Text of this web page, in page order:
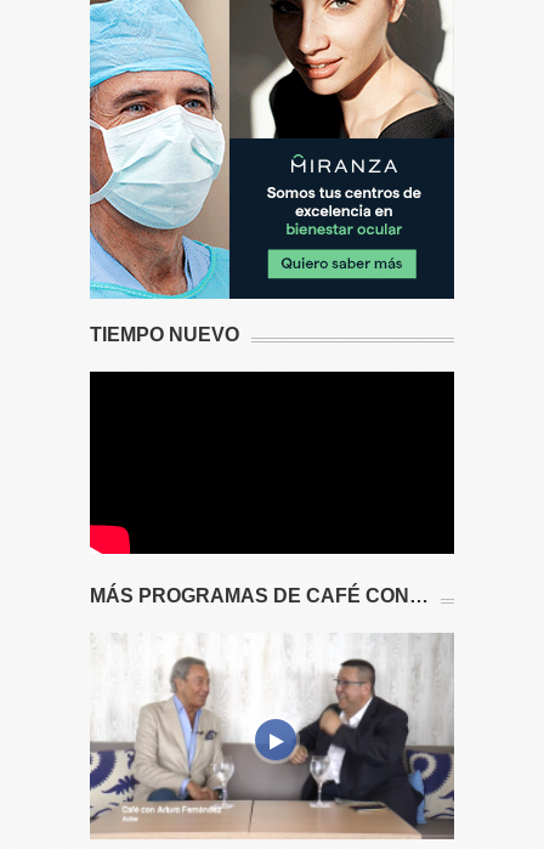
TIEMPO NUEVO
MÁS PROGRAMAS DE CAFÉ CON…